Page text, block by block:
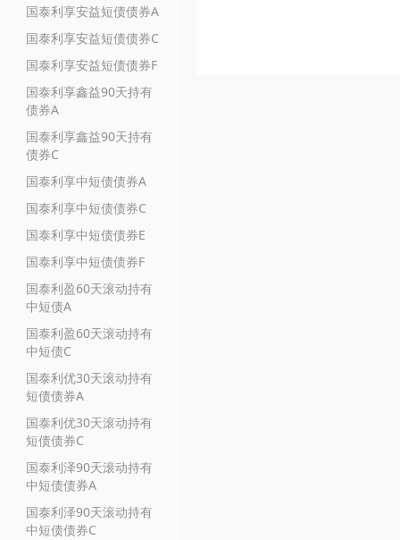
国泰利享安益短债债券A
国泰利享安益短债债券C
国泰利享安益短债债券F
国泰利享鑫益90天持有
债券A
国泰利享鑫益90天持有
债券C
国泰利享中短债债券A
国泰利享中短债债券C
国泰利享中短债债券E
国泰利享中短债债券F
国泰利盈60天滚动持有
中短债A
国泰利盈60天滚动持有
中短债C
国泰利优30天滚动持有
短债债券A
国泰利优30天滚动持有
短债债券C
国泰利泽90天滚动持有
中短债债券A
国泰利泽90天滚动持有
中短债债券C